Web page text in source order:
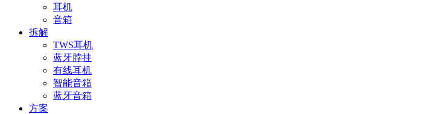
耳机
音箱
拆解
TWS耳机
蓝牙脖挂
有线耳机
智能音箱
蓝牙音箱
方案